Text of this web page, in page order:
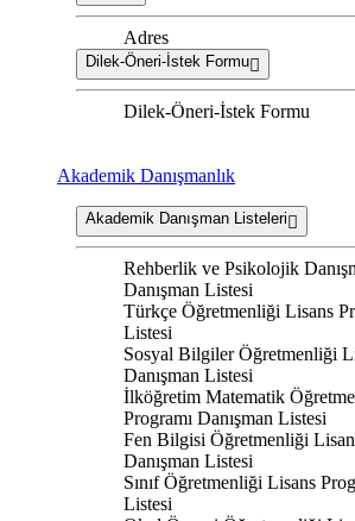
Adres
Dilek-Öneri-İstek Formu
Dilek-Öneri-İstek Formu
Akademik Danışmanlık
Akademik Danışman Listeleri
Rehberlik ve Psikolojik
Danışman Listesi
Türkçe Öğretmenliği Lisans
Listesi
Sosyal Bilgiler Öğretmenliği
Danışman Listesi
İlköğretim Matematik
Programı Danışman Listesi
Fen Bilgisi Öğretmenliği
Danışman Listesi
Sınıf Öğretmenliği Lisans
Listesi